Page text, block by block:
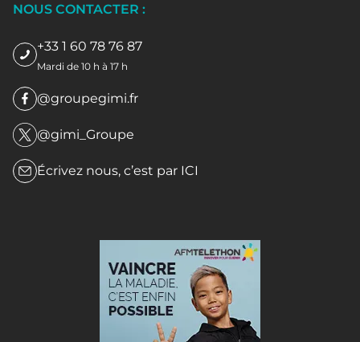
NOUS CONTACTER :
+33 1 60 78 76 87
Mardi de 10 h à 17 h
@groupegimi.fr
@gimi_Groupe
Écrivez nous, c’est par ICI